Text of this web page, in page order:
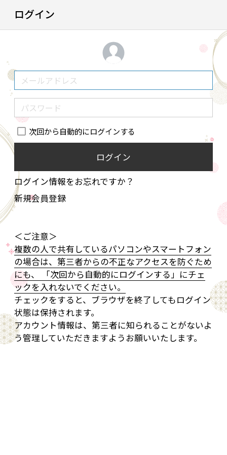
ログイン
次回から自動的にログインする
ログイン
ログイン情報をお忘れですか？
新規会員登録
＜ご注意＞
複数の人で共有しているパソコンやスマートフォン
の場合は、第三者からの不正なアクセスを防ぐため
にも、 「次回から自動的にログインする」にチェ
ックを入れないでください。
チェックをすると、ブラウザを終了してもログイン
状態は保持されます。
アカウント情報は、第三者に知られることがないよ
う管理していただきますようお願いいたします。